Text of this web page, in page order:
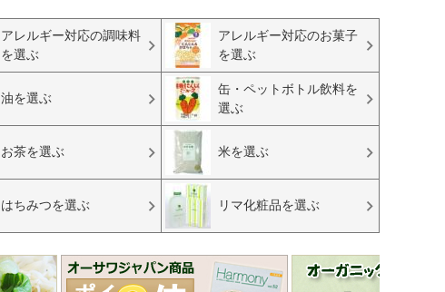
アレルギー対応の調味料
を選ぶ
アレルギー対応のお菓子
を選ぶ
油を選ぶ
缶・ペットボトル飲料を
選ぶ
お茶を選ぶ 米を選ぶ
はちみつを選ぶ リマ化粧品を選ぶ